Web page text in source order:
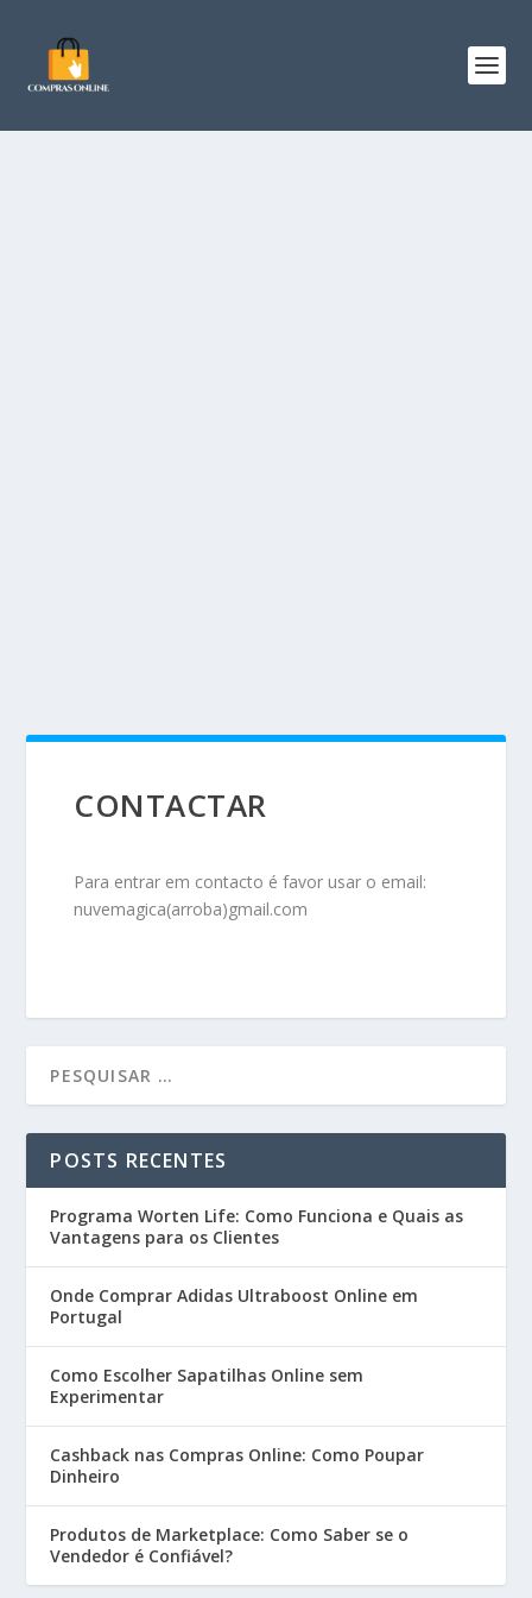
CONTACTAR
Para entrar em contacto é favor usar o email:
nuvemagica(arroba)gmail.com
POSTS RECENTES
Programa Worten Life: Como Funciona e Quais as
Vantagens para os Clientes
Onde Comprar Adidas Ultraboost Online em
Portugal
Como Escolher Sapatilhas Online sem
Experimentar
Cashback nas Compras Online: Como Poupar
Dinheiro
Produtos de Marketplace: Como Saber se o
Vendedor é Confiável?